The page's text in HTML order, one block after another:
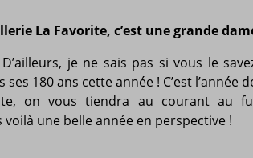
La Favorite, c’est une grande
je ne sais pas si vous le
180 ans cette année ! C’est l’année
on vous tiendra au courant au
voilà une belle année en perspective !